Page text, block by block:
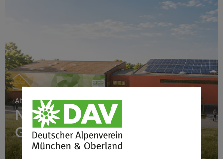
Ab 24. Juni 2026
Neubau Boulderhalle
Gilching